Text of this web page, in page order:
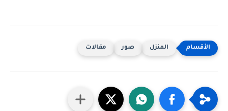
المنزل صور مقالات